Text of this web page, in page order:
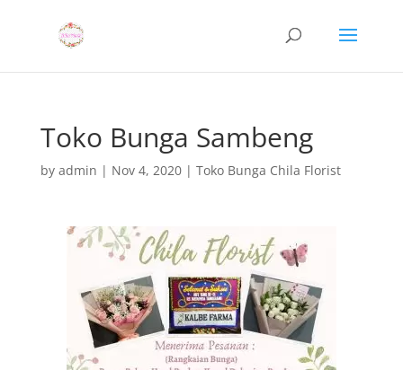
Toko Bunga Sambeng
by admin | Nov 4, 2020| Toko Bunga Chila Florist